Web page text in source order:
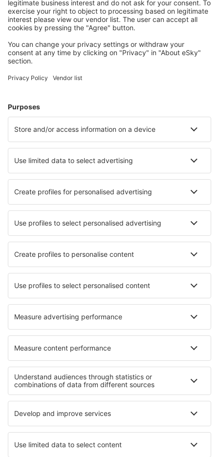
Planera din resa
Billiga flyg
Weekendresor
Flyg+Hotell
Hotell
Transfer
Sevärdheter
Sportevenemang
Läs mer
Mobilapp
Flygbolag
SAS
Ryanair
Lufthansa
Norwegian
WizzAir
Om eSky
Köpvillkor
Mina bokningar
Integritetspolicy
Support och kontakt
Integritet